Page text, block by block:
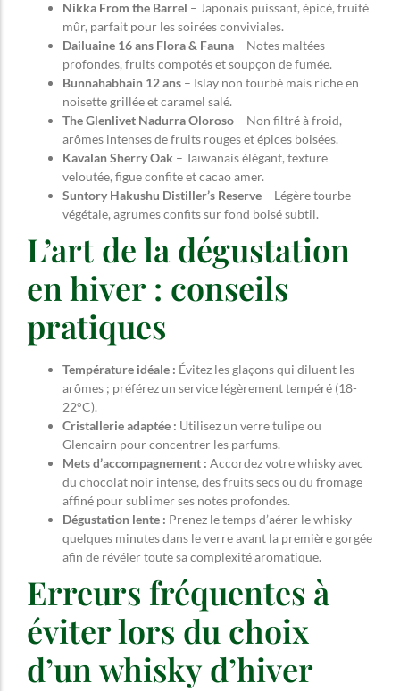
Nikka From the Barrel – Japonais puissant, épicé, fruité
mûr, parfait pour les soirées conviviales.
Dailuaine 16 ans Flora & Fauna – Notes maltées
profondes, fruits compotés et soupçon de fumée.
Bunnahabhain 12 ans – Islay non tourbé mais riche en
noisette grillée et caramel salé.
The Glenlivet Nadurra Oloroso – Non filtré à froid,
arômes intenses de fruits rouges et épices boisées.
Kavalan Sherry Oak – Taïwanais élégant, texture
veloutée, figue confite et cacao amer.
Suntory Hakushu Distiller’s Reserve – Légère tourbe
végétale, agrumes confits sur fond boisé subtil.
L’art de la dégustation
en hiver : conseils
pratiques
Température idéale : Évitez les glaçons qui diluent les
arômes ; préférez un service légèrement tempéré (18-
22°C).
Cristallerie adaptée : Utilisez un verre tulipe ou
Glencairn pour concentrer les parfums.
Mets d’accompagnement : Accordez votre whisky avec
du chocolat noir intense, des fruits secs ou du fromage
affiné pour sublimer ses notes profondes.
Dégustation lente : Prenez le temps d’aérer le whisky
quelques minutes dans le verre avant la première gorgée
afin de révéler toute sa complexité aromatique.
Erreurs fréquentes à
éviter lors du choix
d’un whisky d’hiver